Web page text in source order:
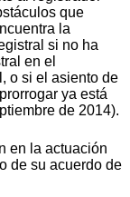
que
la
si no ha
en el
o si el asiento de
ya está
de 2014).
en la actuación
de su acuerdo de